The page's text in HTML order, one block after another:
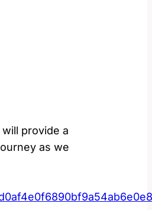
provide a
as we